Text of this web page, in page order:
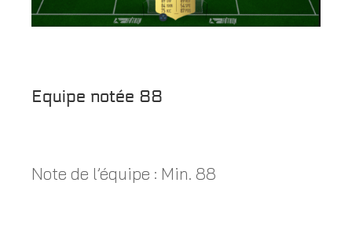
Equipe notée 88
Note de l’équipe : Min. 88